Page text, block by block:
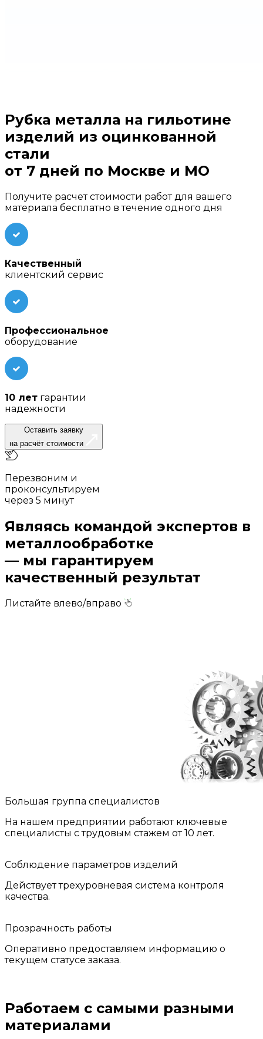
Рубка металла на гильотине
изделий из оцинкованной
стали
от 7 дней по Москве и МО
Получите расчет стоимости работ для вашего
материала бесплатно в течение одного дня
Качественный
клиентский сервис
Профессиональное
оборудование
10 лет гарантии
надежности
Оставить заявку
на расчёт стоимости
Перезвоним и
проконсультируем
через 5 минут
Являясь командой экспертов в
металлообработке
— мы гарантируем
качественный результат
Листайте влево/вправо
Большая группа специалистов
На нашем предприятии работают ключевые
специалисты с трудовым стажем от 10 лет.
Соблюдение параметров изделий
Действует трехуровневая система контроля
качества.
Прозрачность работы
Оперативно предоставляем информацию о
текущем статусе заказа.
Работаем с самыми разными
материалами